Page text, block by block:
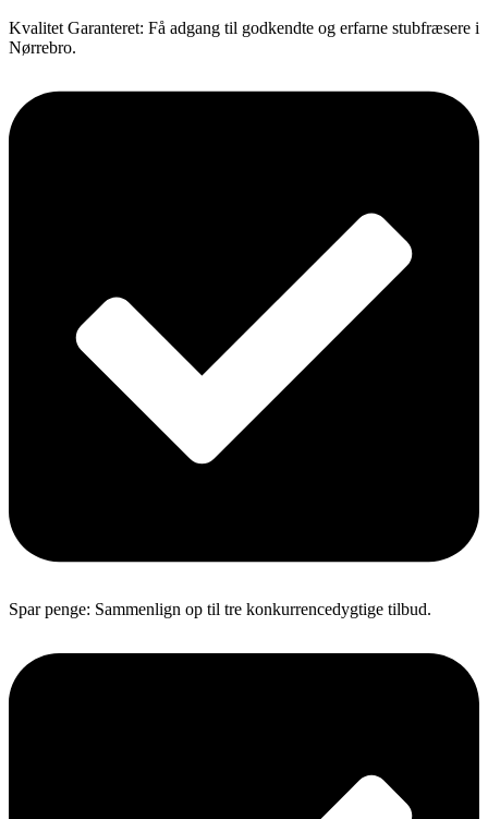
Kvalitet Garanteret: Få adgang til godkendte og erfarne stubfræsere i
Nørrebro.
Spar penge: Sammenlign op til tre konkurrencedygtige tilbud.